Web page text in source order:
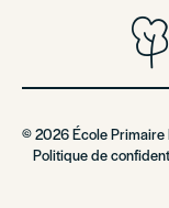
© 2026 École Primaire
Politique de